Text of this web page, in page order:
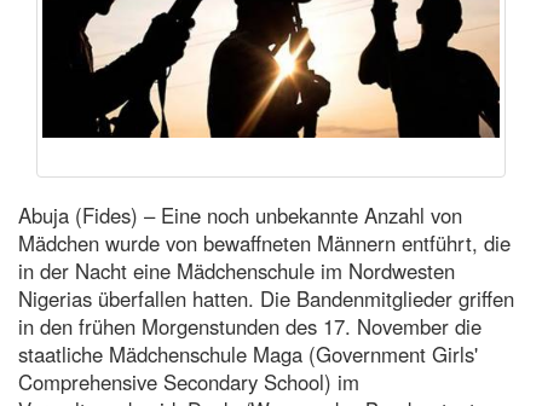
Abuja (Fides) – Eine noch unbekannte Anzahl von
Mädchen wurde von bewaffneten Männern entführt, die
in der Nacht eine Mädchenschule im Nordwesten
Nigerias überfallen hatten. Die Bandenmitglieder griffen
in den frühen Morgenstunden des 17. November die
staatliche Mädchenschule Maga (Government Girls'
Comprehensive Secondary School) im